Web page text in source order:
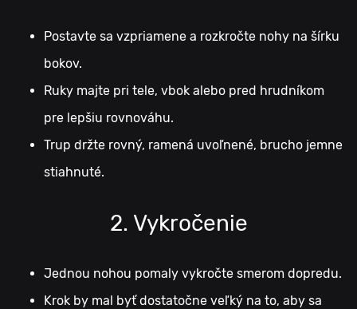
Postavte sa vzpriamene a rozkročte nohy na šírku
bokov.
Ruky majte pri tele, vbok alebo pred hrudníkom
pre lepšiu rovnováhu.
Trup držte rovný, ramená uvoľnené, brucho jemne
stiahnuté.
2. Vykročenie
Jednou nohou pomaly vykročte smerom dopredu.
Krok by mal byť dostatočne veľký na to, aby sa